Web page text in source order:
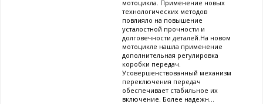
мотоцикла. Применение новых
технологических методов
повлияло на повышение
усталостной прочности и
долговечности деталей.На новом
мотоцикле нашла применение
дополнительная регулировка
коробки передач.
Усовершенствованный механизм
переключения передач
обеспечивает стабильное их
включение. Более надежн...